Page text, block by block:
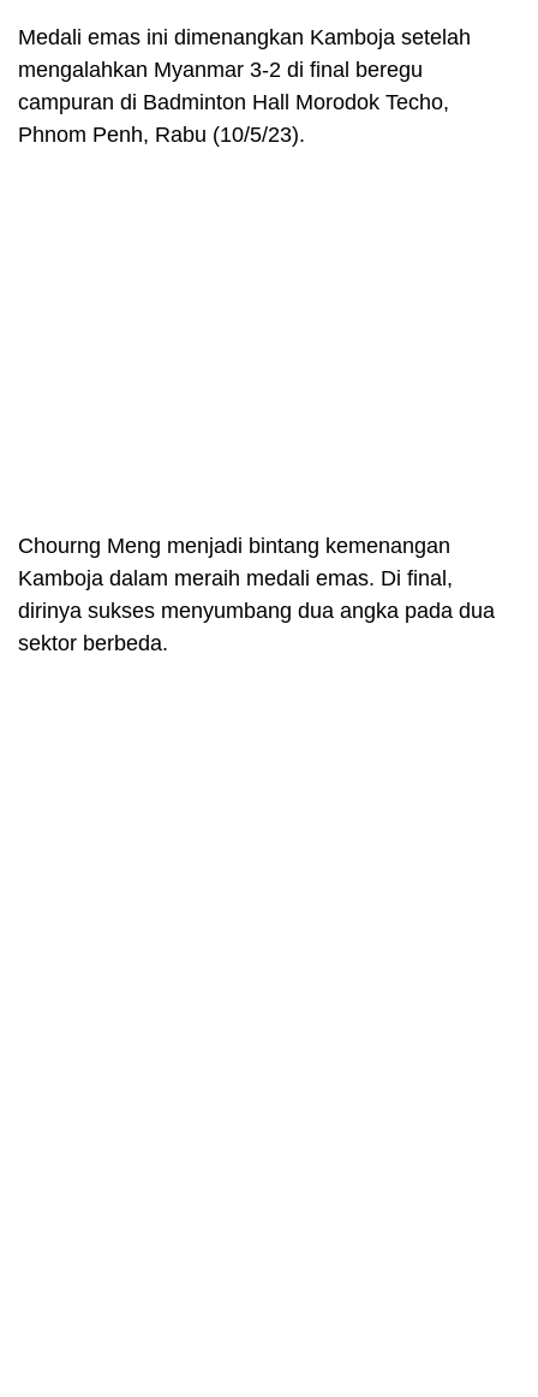
Medali emas ini dimenangkan Kamboja setelah
mengalahkan Myanmar 3-2 di final beregu
campuran di Badminton Hall Morodok Techo,
Phnom Penh, Rabu (10/5/23).
Chourng Meng menjadi bintang kemenangan
Kamboja dalam meraih medali emas. Di final,
dirinya sukses menyumbang dua angka pada dua
sektor berbeda.